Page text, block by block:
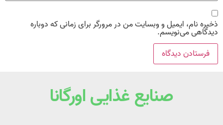
ذخیره نام، ایمیل و وبسایت من در مرورگر برای زمانی که دوباره
دیدگاهی می‌نویسم.
صنایع غذایی اورگانا